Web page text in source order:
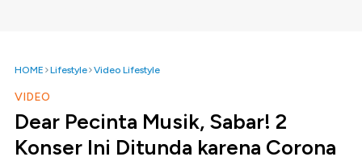
HOME Lifestyle Video Lifestyle
VIDEO
Dear Pecinta Musik, Sabar! 2
Konser Ini Ditunda karena Corona